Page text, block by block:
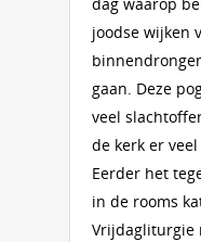
joodse wijken
gaan. Deze
veel
de kerk er
Eerder het
in de rooms
Vrijdagliturgie